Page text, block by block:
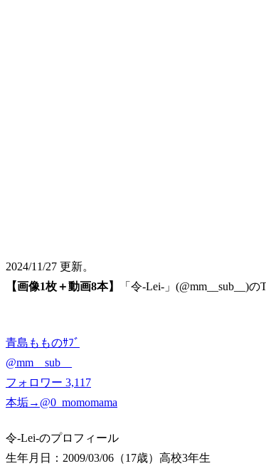
2024/11/27 更新。
【画像1枚＋動画8本】
「令-Lei-」(@mm__sub__)
青島もものｻﾌﾞ
@mm__sub__
フォロワー 3,117
本垢→@0_momomama
令-Lei-のプロフィール
生年月日：2009/03/06（17歳） 高校3年生